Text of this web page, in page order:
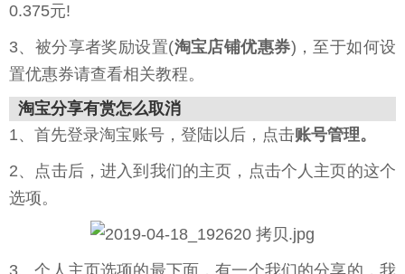
0.375元!
3、被分享者奖励设置(淘宝店铺优惠券)，至于如何设
置优惠券请查看相关教程。
淘宝分享有赏怎么取消
1、首先登录淘宝账号，登陆以后，点击账号管理。
2、点击后，进入到我们的主页，点击个人主页的这个
选项。
3、个人主页选项的最下面，有一个我们的分享的，我